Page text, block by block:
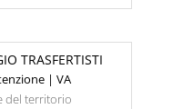
TRASFERTISTI
| VA
del territorio